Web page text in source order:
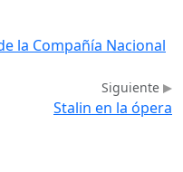
la Compañía Nacional
Siguiente
Stalin en la ópera